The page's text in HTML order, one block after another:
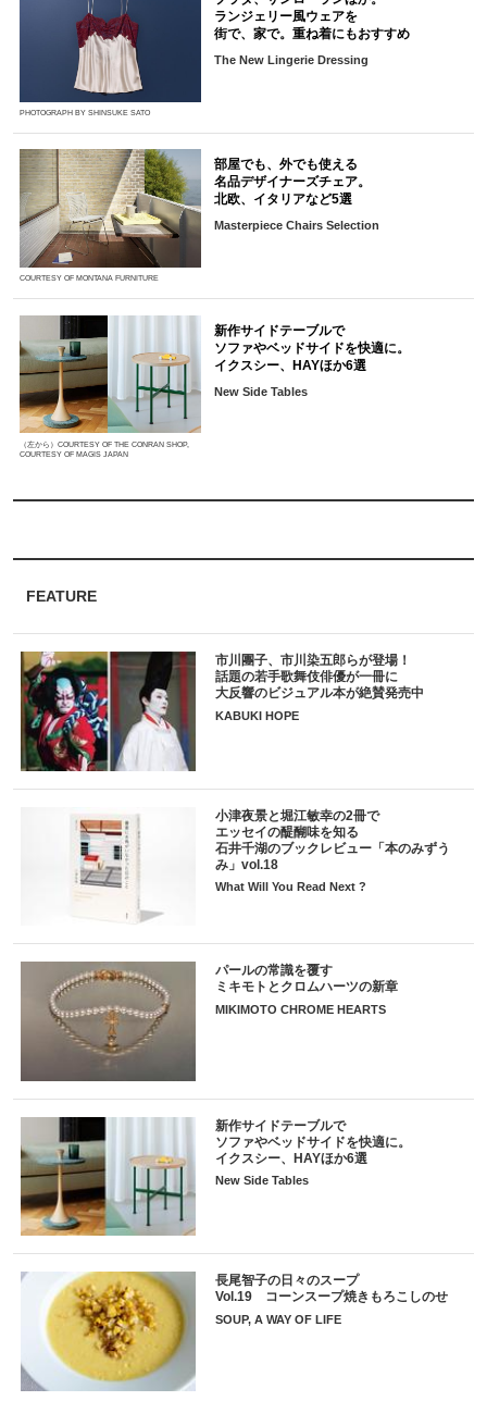
FEATURE
市川團子、市川染五郎らが登場！
話題の若手歌舞伎俳優が一冊に
大反響のビジュアル本が絶賛発売中
KABUKI HOPE
小津夜景と堀江敏幸の2冊で
エッセイの醍醐味を知る
石井千湖のブックレビュー「本のみずう
み」vol.18
What Will You Read Next ?
パールの常識を覆す
ミキモトとクロムハーツの新章
MIKIMOTO CHROME HEARTS
新作サイドテーブルで
ソファやベッドサイドを快適に。
イクスシー、HAYほか6選
New Side Tables
長尾智子の日々のスープ
Vol.19 コーンスープ焼きもろこしのせ
SOUP, A WAY OF LIFE
PHOTOGRAPH BY SHINSUKE SATO
ランジェリー風ウェアを
街で、家で。重ね着にもおすすめ
The New Lingerie Dressing
COURTESY OF MONTANA FURNITURE
部屋でも、外でも使える
名品デザイナーズチェア。
北欧、イタリアなど5選
Masterpiece Chairs Selection
（左から）COURTESY OF THE CONRAN SHOP,
COURTESY OF MAGIS JAPAN
新作サイドテーブルで
ソファやベッドサイドを快適に。
イクスシー、HAYほか6選
New Side Tables